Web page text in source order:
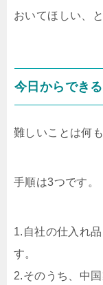
おいてほしい、
今日からでき
難しいことは何
手順は3つです。
1.自社の仕入れ
す。
2.そのうち、中